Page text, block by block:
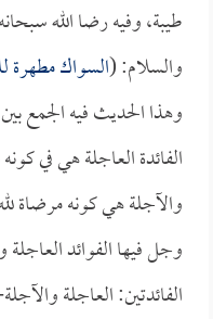
طيبة، وفيه رضا الله
والسلام: (السواك مطهرة
وهذا الحديث فيه الجمع
الفائدة العاجلة هي في
والآجلة هي كونه مرضاة
وجل فيها الفوائد
الفائدتين: العاجلة